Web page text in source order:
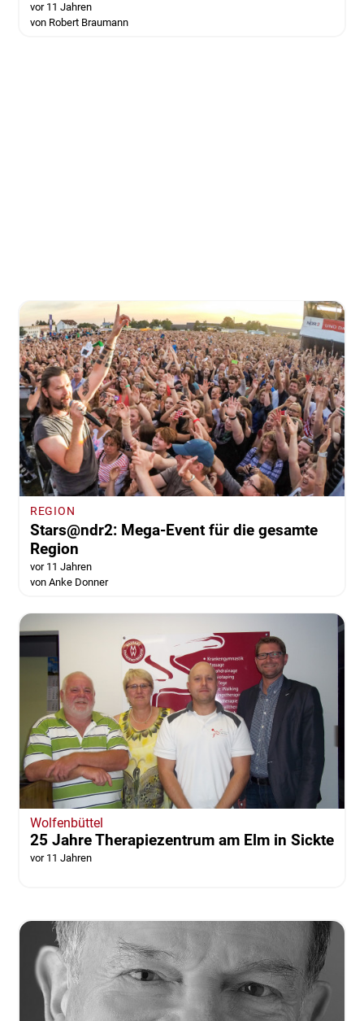
vor 11 Jahren
von Robert Braumann
REGION
Stars@ndr2: Mega-Event für die gesamte
Region
vor 11 Jahren
von Anke Donner
Wolfenbüttel
25 Jahre Therapiezentrum am Elm in Sickte
vor 11 Jahren